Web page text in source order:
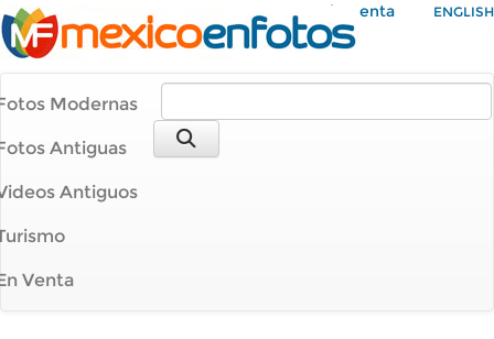
Mi Cuenta ENGLISH
Modernas
Antiguas
Antiguos
Venta